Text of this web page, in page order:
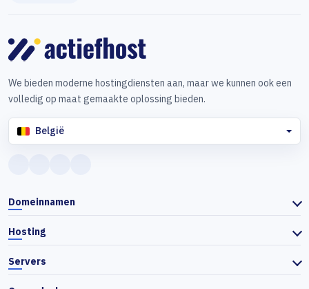
We bieden moderne hostingdiensten aan, maar we kunnen ook een
volledig op maat gemaakte oplossing bieden.
België
Domeinnamen
Hosting
Servers